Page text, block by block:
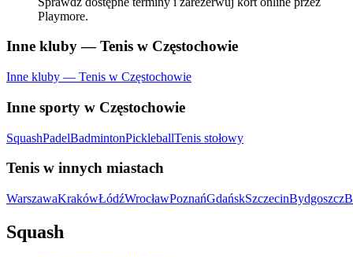
Playmore.
Inne kluby — Tenis w Częstochowie
Inne kluby — Tenis w Częstochowie
Inne sporty w Częstochowie
SquashPadelBadmintonPickleballTenis stołowy
Tenis w innych miastach
WarszawaKrakówŁódźWrocławPoznańGdańskSzczecinBydgoszcz
Squash